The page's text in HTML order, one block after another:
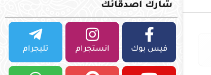
شارك اصدقائك
فيس بوك انستجرام تليجرام